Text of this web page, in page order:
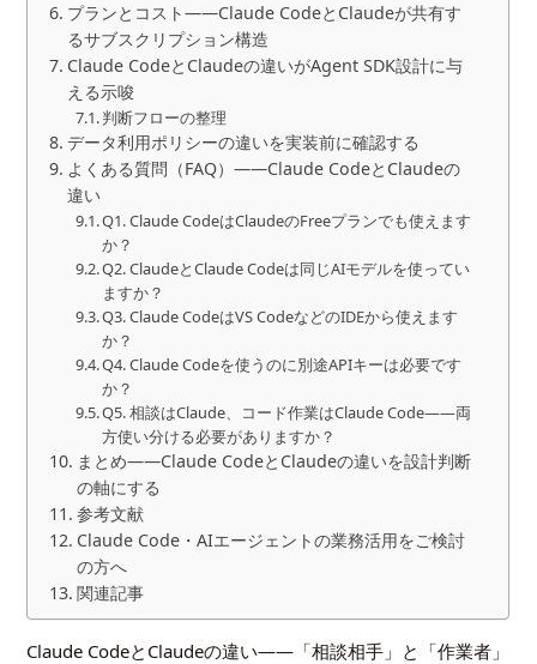
プランとコスト——Claude CodeとClaudeが共有す
るサブスクリプション構造
Claude CodeとClaudeの違いがAgent SDK設計に与
える示唆
判断フローの整理
データ利用ポリシーの違いを実装前に確認する
よくある質問（FAQ）——Claude CodeとClaudeの
違い
Q1. Claude CodeはClaudeのFreeプランでも使えます
か？
Q2. ClaudeとClaude Codeは同じAIモデルを使ってい
ますか？
Q3. Claude CodeはVS CodeなどのIDEから使えます
か？
Q4. Claude Codeを使うのに別途APIキーは必要です
か？
Q5. 相談はClaude、コード作業はClaude Code——両
方使い分ける必要がありますか？
まとめ——Claude CodeとClaudeの違いを設計判断
の軸にする
参考文献
Claude Code・AIエージェントの業務活用をご検討
の方へ
関連記事
Claude CodeとClaudeの違い——「相談相手」と「作業者」